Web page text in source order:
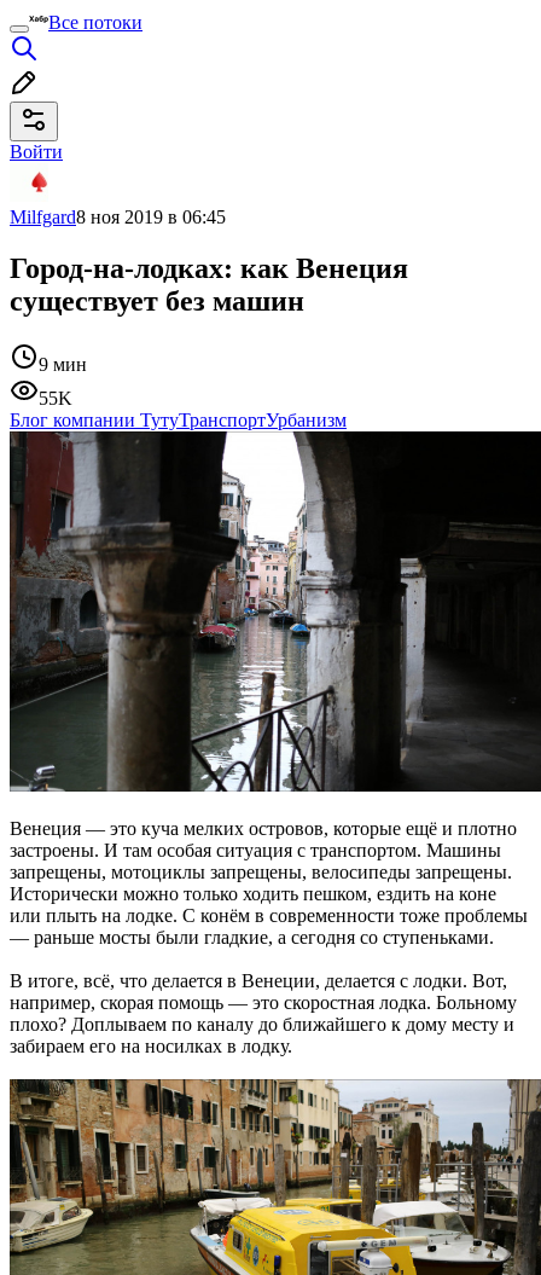
Все потоки
Войти
Milfgard8 ноя 2019 в 06:45
Город-на-лодках: как Венеция
существует без машин
9 мин
55K
Блог компании ТутуТранспортУрбанизм
Венеция — это куча мелких островов, которые ещё и плотно
застроены. И там особая ситуация с транспортом. Машины
запрещены, мотоциклы запрещены, велосипеды запрещены.
Исторически можно только ходить пешком, ездить на коне
или плыть на лодке. С конём в современности тоже проблемы
— раньше мосты были гладкие, а сегодня со ступеньками.
В итоге, всё, что делается в Венеции, делается с лодки. Вот,
например, скорая помощь — это скоростная лодка. Больному
плохо? Доплываем по каналу до ближайшего к дому месту и
забираем его на носилках в лодку.